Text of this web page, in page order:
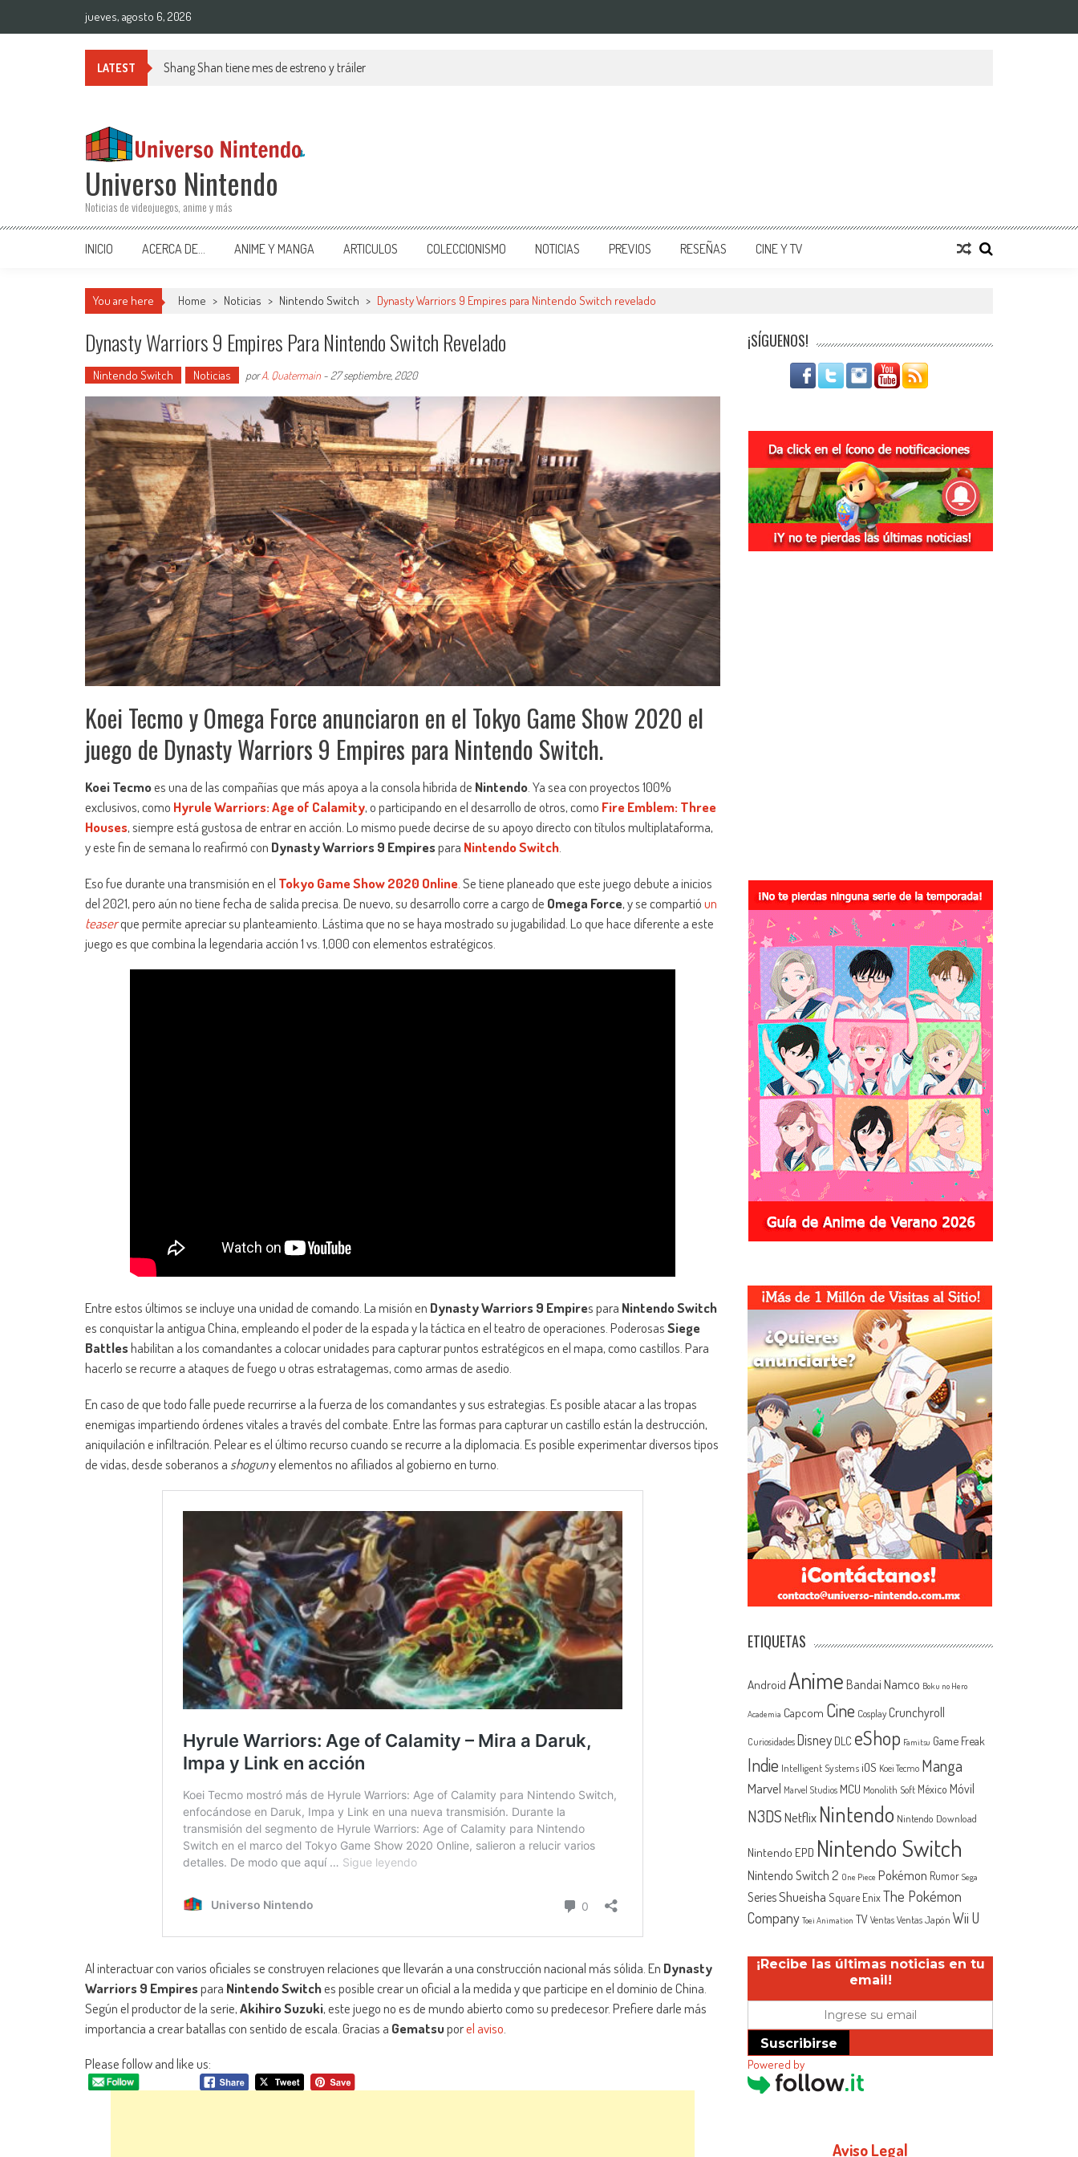
jueves, agosto 6, 2026
LATEST Shang Shan tiene mes de estreno y tráiler
Universo Nintendo
Noticias de videojuegos, anime y más
INICIO ACERCA DE… ANIME Y MANGA ARTICULOS COLECCIONISMO NOTICIAS PREVIOS RESEÑAS CINE Y TV
You are here Home > Noticias > Nintendo Switch > Dynasty Warriors 9 Empires para Nintendo Switch revelado
Dynasty Warriors 9 Empires Para Nintendo Switch Revelado
Nintendo Switch Noticias porA. Quatermain - 27 septiembre, 2020
Koei Tecmo y Omega Force anunciaron en el Tokyo Game Show 2020 el
juego de Dynasty Warriors 9 Empires para Nintendo Switch.
Koei Tecmoes una de las compañías que más apoya a la consola híbrida de Nintendo. Ya sea con proyectos 100%
exclusivos, como Hyrule Warriors: Age of Calamity, o participando en el desarrollo de otros, como Fire Emblem: Three
Houses, siempre está gustosa de entrar en acción. Lo mismo puede decirse de su apoyo directo con títulos multiplataforma,
y este fin de semana lo reafirmó con Dynasty Warriors 9 Empirespara Nintendo Switch.
Eso fue durante una transmisión en el Tokyo Game Show 2020 Online. Se tiene planeado que este juego debute a inicios
del 2021, pero aún no tiene fecha de salida precisa. De nuevo, su desarrollo corre a cargo de Omega Force, y se compartióun
teaserque permite apreciar su planteamiento. Lástima que no se haya mostrado su jugabilidad. Lo que hace diferente a este
juego es que combina la legendaria acción 1 vs. 1,000 con elementos estratégicos.
Entre estos últimos se incluye una unidad de comando. La misión en Dynasty Warriors 9 Empires para Nintendo Switch
es conquistar la antigua China, empleando el poder de la espada y la táctica en el teatro de operaciones. PoderosasSiege
Battleshabilitan a los comandantes a colocar unidades para capturar puntos estratégicos en el mapa, como castillos. Para
hacerlo se recurre a ataques de fuego u otras estratagemas, como armas de asedio.
En caso de que todo falle puede recurrirse a la fuerza de los comandantes y sus estrategias. Es posible atacar a las tropas
enemigas impartiendo órdenes vitales a través del combate. Entre las formas para capturar un castillo están la destrucción,
aniquilación e infiltración. Pelear es el último recurso cuando se recurre a la diplomacia. Es posible experimentar diversos tipos
de vidas, desde soberanos a shoguny elementos no afiliados al gobierno en turno.
Al interactuar con varios oficiales se construyen relaciones que llevarán a una construcción nacional más sólida. En Dynasty
Warriors 9 Empirespara Nintendo Switches posible crear un oficial a la medida y que participe en el dominio de China.
Según el productor de la serie,Akihiro Suzuki, este juego no es de mundo abierto como su predecesor. Prefiere darle más
importancia a crear batallas con sentido de escala. Gracias a Gematsuporel aviso.
Please follow and like us:
¡SÍGUENOS!
ETIQUETAS
Android Anime Bandai Namco Boku no Hero
Academia Capcom Cine Cosplay Crunchyroll
Curiosidades Disney DLC eShop Famitsu Game Freak
Indie Intelligent Systems iOS Koei Tecmo Manga
Marvel Marvel Studios MCU Monolith Soft México Móvil
N3DSNetflix Nintendo Nintendo Download
Nintendo EPD Nintendo Switch
Nintendo Switch 2 One Piece Pokémon Rumor Sega
SeriesShueisha Square EnixThe Pokémon
Company Toei Animation TV Ventas Ventas Japón Wii U
¡Recibe las últimas noticias en tu
email!
Suscribirse
Powered by
Aviso Legal